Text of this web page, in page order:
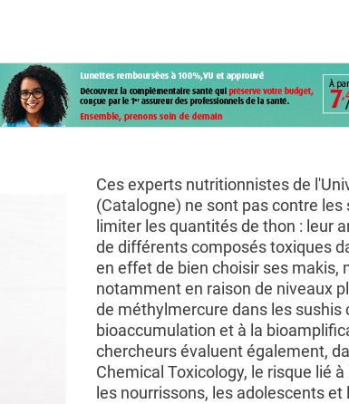
Ces experts nutritionnistes de
(Catalogne) ne sont pas contre
limiter les quantités de thon : leur
de différents composés toxiques
en effet de bien choisir ses makis,
notamment en raison de niveaux
de méthylmercure dans les sushis
bioaccumulation et à la
chercheurs évaluent également,
Chemical Toxicology, le risque lié
les nourrissons, les adolescents et